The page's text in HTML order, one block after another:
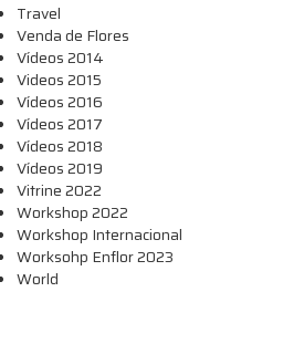
Travel
Venda de Flores
Vídeos 2014
Videos 2015
Vídeos 2016
Vídeos 2017
Vídeos 2018
Vídeos 2019
Vitrine 2022
Workshop 2022
Workshop Internacional
Worksohp Enflor 2023
World